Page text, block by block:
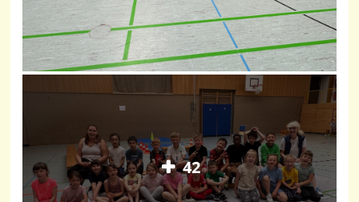
42